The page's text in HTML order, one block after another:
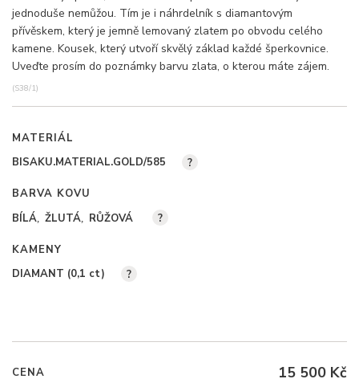
jednoduše nemůžou. Tím je i náhrdelník s diamantovým
přívěskem, který je jemně lemovaný zlatem po obvodu celého
kamene. Kousek, který utvoří skvělý základ každé šperkovnice.
Uveďte prosím do poznámky barvu zlata, o kterou máte zájem.
(S38/1)
MATERIÁL
BISAKU.MATERIAL.GOLD/585
?
BARVA KOVU
BÍLÁ ŽLUTÁ RŮŽOVÁ ?
KAMENY
DIAMANT (0,1 ct) ?
CENA 15 500 Kč